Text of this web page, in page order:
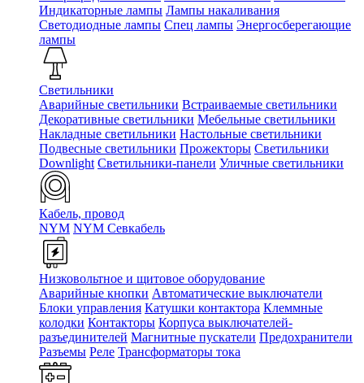
Индикаторные лампы Лампы накаливания
Светодиодные лампы Спец лампы Энергосберегающие
лампы
Светильники
Аварийные светильники Встраиваемые светильники
Декоративные светильники Мебельные светильники
Накладные светильники Настольные светильники
Подвесные светильники Прожекторы Светильники
Downlight Светильники-панели Уличные светильники
Кабель, провод
NYM NYM Севкабель
Низковольтное и щитовое оборудование
Аварийные кнопки Автоматические выключатели
Блоки управления Катушки контактора Клеммные
колодки Контакторы Корпуса выключателей-
разъединителей Магнитные пускатели Предохранители
Разъемы Реле Трансформаторы тока